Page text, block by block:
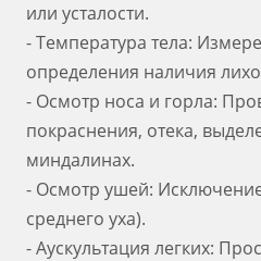
или усталости.
- Температура тела:
определения наличия
- Осмотр носа и горла:
покраснения, отека,
миндалинах.
- Осмотр ушей:
среднего уха).
- Аускультация легких: